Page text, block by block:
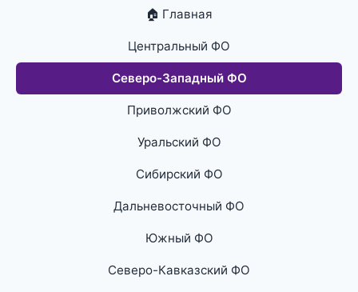
🏠 Главная
Центральный ФО
Северо-Западный ФО
Приволжский ФО
Уральский ФО
Сибирский ФО
Дальневосточный ФО
Южный ФО
Северо-Кавказский ФО